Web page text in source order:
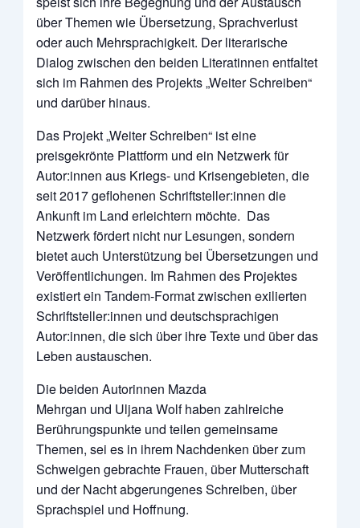
über Themen wie Übersetzung, Sprachverlust
oder auch Mehrsprachigkeit. Der literarische
Dialog zwischen den beiden Literatinnen entfaltet
sich im Rahmen des Projekts „Weiter Schreiben“
und darüber hinaus.
Das Projekt „Weiter Schreiben“ ist eine
preisgekrönte Plattform und ein Netzwerk für
Autor:innen aus Kriegs- und Krisengebieten, die
seit 2017 geflohenen Schriftsteller:innen die
Ankunft im Land erleichtern möchte. Das
Netzwerk fördert nicht nur Lesungen, sondern
bietet auch Unterstützung bei Übersetzungen und
Veröffentlichungen. Im Rahmen des Projektes
existiert ein Tandem-Format zwischen exilierten
Schriftsteller:innen und deutschsprachigen
Autor:innen, die sich über ihre Texte und über das
Leben austauschen.
Die beiden Autorinnen Mazda
Mehrgan und Uljana Wolf haben zahlreiche
Berührungspunkte und teilen gemeinsame
Themen, sei es in ihrem Nachdenken über zum
Schweigen gebrachte Frauen, über Mutterschaft
und der Nacht abgerungenes Schreiben, über
Sprachspiel und Hoffnung.